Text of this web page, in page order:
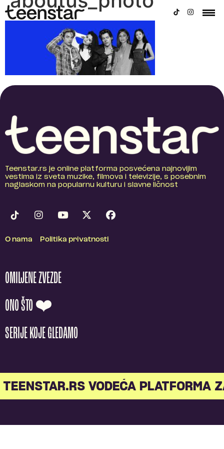
Teenstar.rs je online platforma posvećena najnovijim
vestima iz sveta muzike, filmova i televizije, s posebnim
naglaskom na popularnu kulturu i slavne ličnost
O nama Politika privatnosti
OMILJENE ZVEZDE
ONO ŠTO ❤️
SERIJE KOJE GLEDAMO
TEENSTAR.RS VODEĆA PLATFORMA